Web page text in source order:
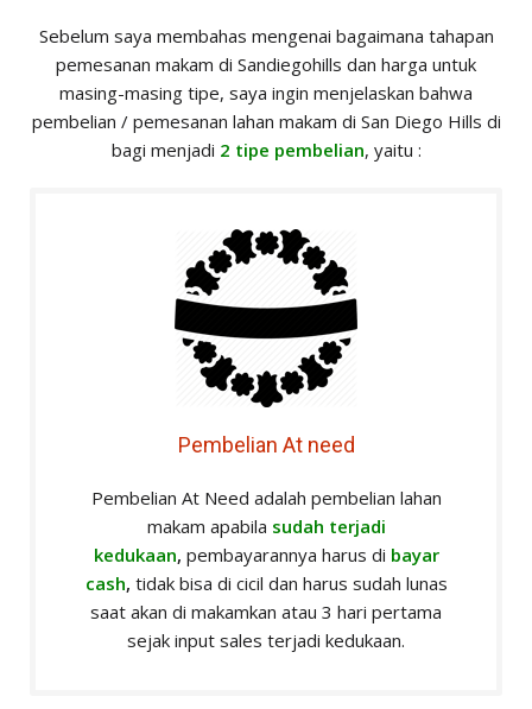
Sebelum saya membahas mengenai bagaimana tahapan
pemesanan makam di Sandiegohills dan harga untuk
masing-masing tipe, saya ingin menjelaskan bahwa
pembelian / pemesanan lahan makam di San Diego Hills di
bagi menjadi 2 tipe pembelian, yaitu :
Pembelian At need
Pembelian At Need adalah pembelian lahan
makam apabila sudah terjadi
kedukaan, pembayarannya harus di bayar
cash, tidak bisa di cicil dan harus sudah lunas
saat akan di makamkan atau 3 hari pertama
sejak input sales terjadi kedukaan.